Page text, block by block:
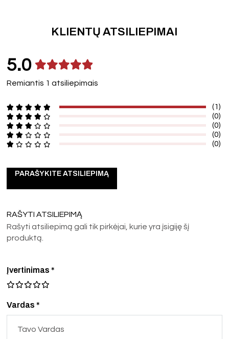
KLIENTŲ ATSILIEPIMAI
5.0
Remiantis 1 atsiliepimais
(1)
(0)
(0)
(0)
(0)
PARAŠYKITE ATSILIEPIMĄ
RAŠYTI ATSILIEPIMĄ
Rašyti atsiliepimą gali tik pirkėjai, kurie yra įsigiję šį
produktą.
Vardas *
Įvertinimas*